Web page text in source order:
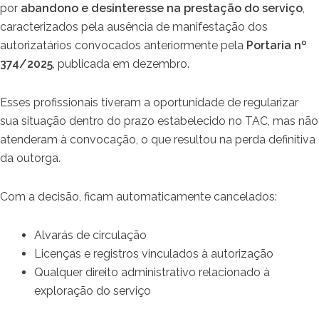
por abandono e desinteresse na prestação do serviço,
caracterizados pela ausência de manifestação dos
autorizatários convocados anteriormente pela Portaria nº
374/2025, publicada em dezembro.
Esses profissionais tiveram a oportunidade de regularizar
sua situação dentro do prazo estabelecido no TAC, mas não
atenderam à convocação, o que resultou na perda definitiva
da outorga.
Com a decisão, ficam automaticamente cancelados:
Alvarás de circulação
Licenças e registros vinculados à autorização
Qualquer direito administrativo relacionado à
exploração do serviço